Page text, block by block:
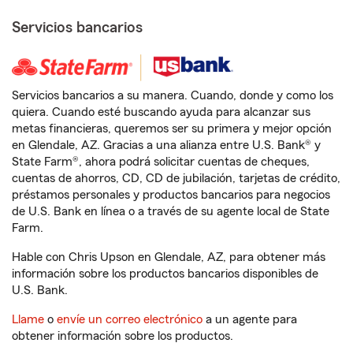
Servicios bancarios
Servicios bancarios a su manera. Cuando, donde y como los
quiera. Cuando esté buscando ayuda para alcanzar sus
metas financieras, queremos ser su primera y mejor opción
en Glendale, AZ. Gracias a una alianza entre U.S. Bank® y
State Farm®, ahora podrá solicitar cuentas de cheques,
cuentas de ahorros, CD, CD de jubilación, tarjetas de crédito,
préstamos personales y productos bancarios para negocios
de U.S. Bank en línea o a través de su agente local de State
Farm.
Hable con Chris Upson en Glendale, AZ, para obtener más
información sobre los productos bancarios disponibles de
U.S. Bank.
Llame o envíe un correo electrónico a un agente para
obtener información sobre los productos.